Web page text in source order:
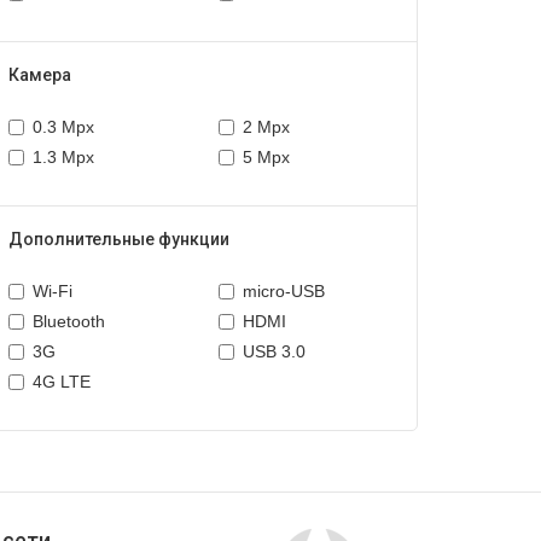
Камера
0.3 Mpx
1.3 Mpx
2 Mpx
5 Mpx
Дополнительные функции
Wi-Fi
Bluetooth
3G
4G LTE
micro-USB
HDMI
USB 3.0